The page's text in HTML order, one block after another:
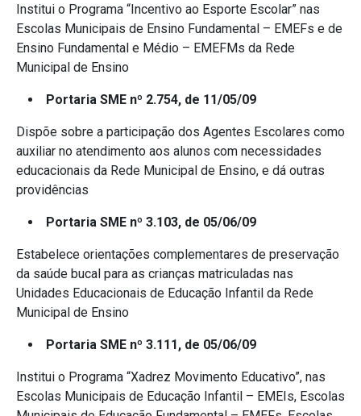
Institui o Programa “Incentivo ao Esporte Escolar” nas
Escolas Municipais de Ensino Fundamental – EMEFs e de
Ensino Fundamental e Médio – EMEFMs da Rede
Municipal de Ensino
Portaria SME nº 2.754, de 11/05/09
Dispõe sobre a participação dos Agentes Escolares como
auxiliar no atendimento aos alunos com necessidades
educacionais da Rede Municipal de Ensino, e dá outras
providências
Portaria SME nº 3.103, de 05/06/09
Estabelece orientações complementares de preservação
da saúde bucal para as crianças matriculadas nas
Unidades Educacionais de Educação Infantil da Rede
Municipal de Ensino
Portaria SME nº 3.111, de 05/06/09
Institui o Programa “Xadrez Movimento Educativo”, nas
Escolas Municipais de Educação Infantil – EMEIs, Escolas